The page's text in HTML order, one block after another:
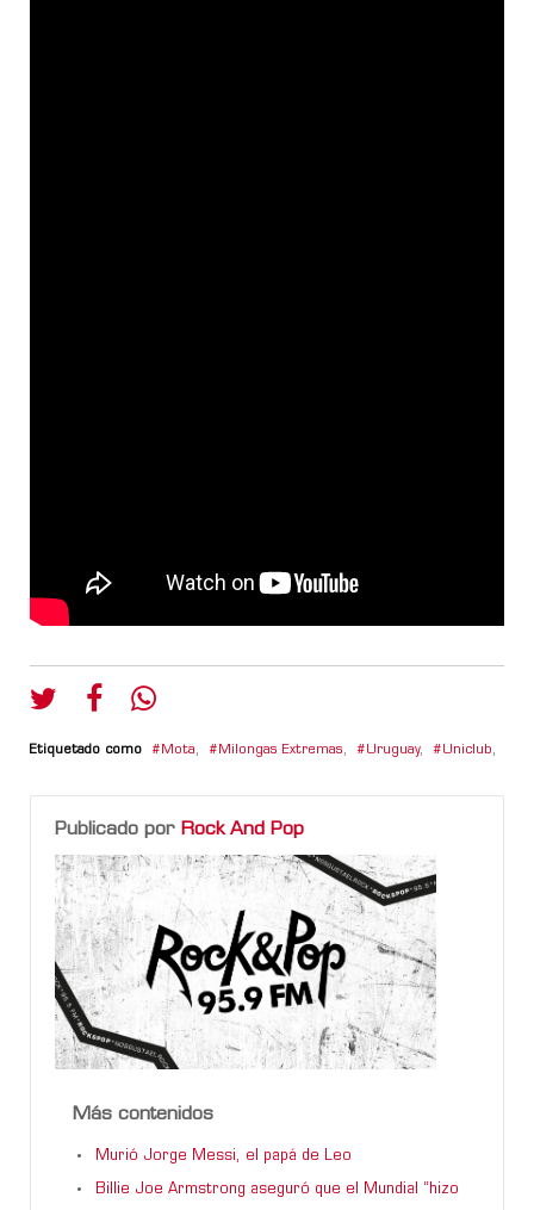
Etiquetado como Mota, Milongas Extremas, Uruguay, Uniclub,
Publicado por Rock And Pop
Más contenidos
Murió Jorge Messi, el papá de Leo
Billie Joe Armstrong aseguró que el Mundial “hizo